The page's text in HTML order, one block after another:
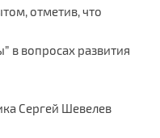
отметив, что
в вопросах развития
Сергей Шевелев